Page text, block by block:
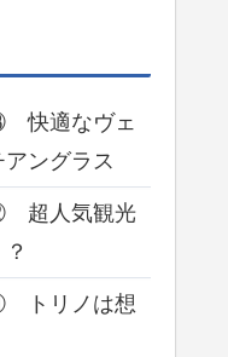
快適なヴェ
ングラス
超人気観光
トリノは想